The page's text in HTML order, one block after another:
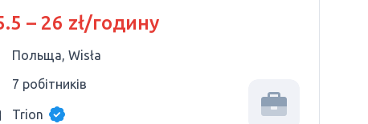
– 26 zł/годину
Польща, Wisła
7 робітників
Trion